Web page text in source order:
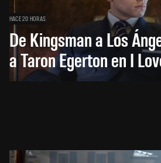
HACE 20 HORAS
De Kingsman a Los
a Taron Egerton en I